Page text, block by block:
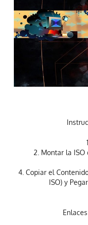
2. Montar la
4. Copiar el
ISO) y